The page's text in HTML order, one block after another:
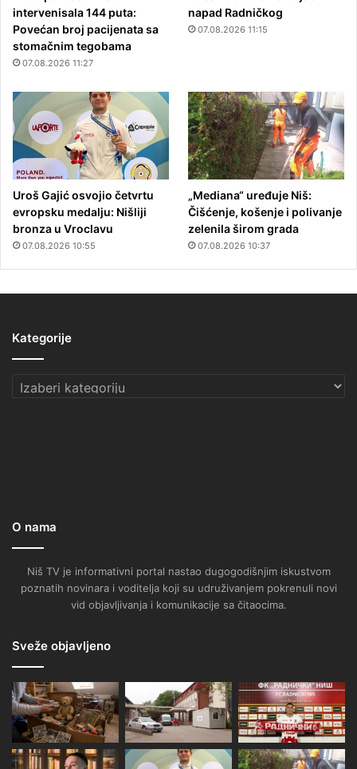
intervenisala 144 puta:
Povećan broj pacijenata sa
stomačnim tegobama
07.08.2026 11:27
napad Radničkog
07.08.2026 11:15
Uroš Gajić osvojio četvrtu
evropsku medalju: Nišliji
bronza u Vroclavu
07.08.2026 10:55
„Mediana“ uređuje Niš:
Čišćenje, košenje i polivanje
zelenila širom grada
07.08.2026 10:37
Kategorije
Kategorije
O nama
Niš TV je informativni portal nastao dugogodišnjim iskustvom
poznatih novinara i voditelja koji su udruživanjem pokrenuli novi
vid objavljivanja i komunikacije sa čitaocima.
Sveže objavljeno